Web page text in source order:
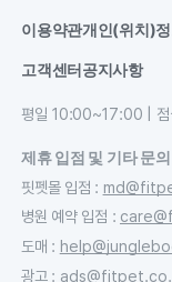
이용약관개인(위치)
고객센터공지사항
평일 10:00~17:00 |
제휴 입점 및 기타 문의
핏펫몰 입점 :
병원 예약 입점 :
도매 :
광고: